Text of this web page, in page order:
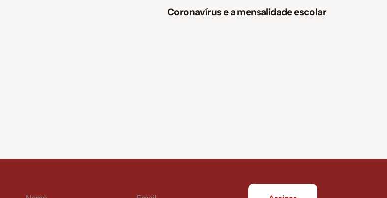
Coronavírus e a mensalidade escolar